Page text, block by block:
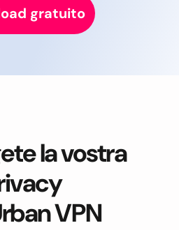
gratuito
la vostra
VPN